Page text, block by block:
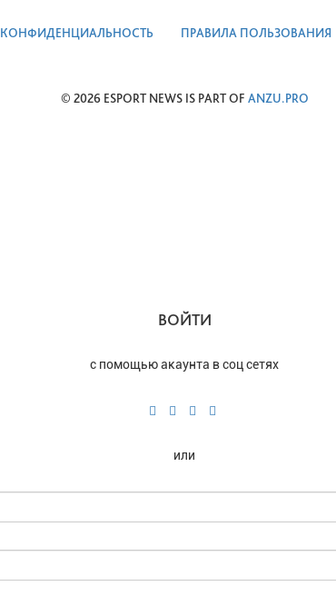
КОНФИДЕНЦИАЛЬНОСТЬ ПРАВИЛА ПОЛЬЗОВАНИЯ
© 2026 ESPORT NEWS IS PART OF ANZU.PRO
ВОЙТИ
с помощью акаунта в соц сетях
или